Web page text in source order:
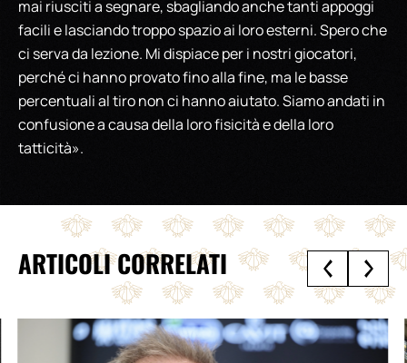
mai riusciti a segnare, sbagliando anche tanti appoggi
facili e lasciando troppo spazio ai loro esterni. Spero che
ci serva da lezione. Mi dispiace per i nostri giocatori,
perché ci hanno provato fino alla fine, ma le basse
percentuali al tiro non ci hanno aiutato. Siamo andati in
confusione a causa della loro fisicità e della loro
tatticità».
ARTICOLI CORRELATI